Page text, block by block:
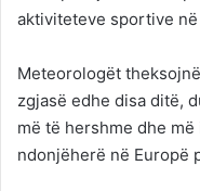
aktiviteteve sportive
Meteorologët
zgjasë edhe disa ditë,
më të hershme dhe
ndonjëherë në Europë